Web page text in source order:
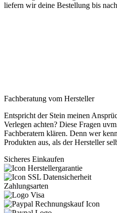
liefern wir deine Bestellung bis
Fachberatung vom Hersteller
Entspricht der Stein meinen
Verlegen achten? Diese Fragen
Fachberatern klären. Denn wer
Produkten aus, als der Hersteller
Sicheres Einkaufen
Zahlungsarten